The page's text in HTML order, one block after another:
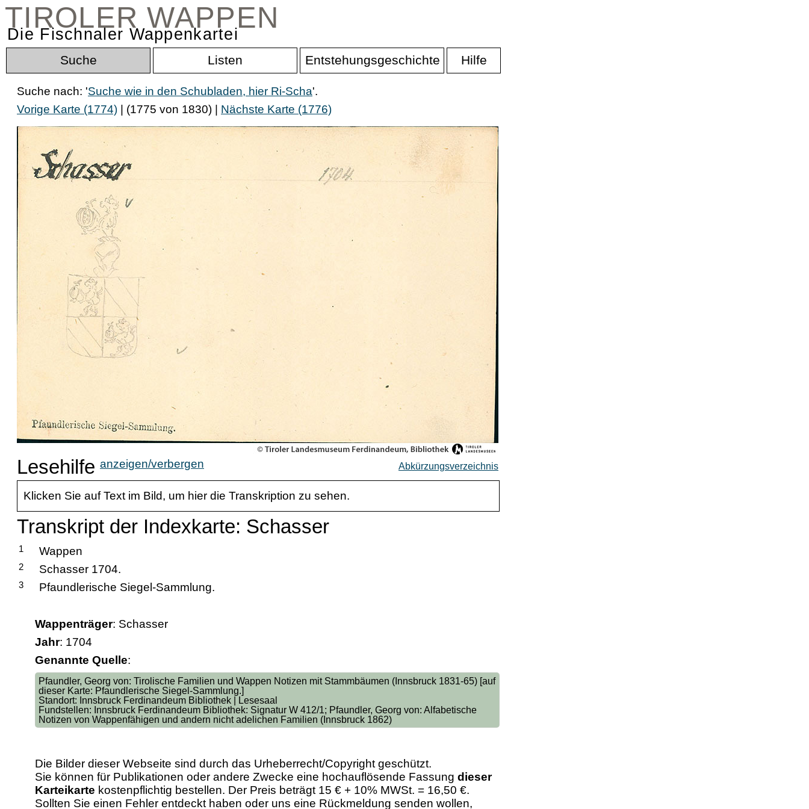
TIROLER WAPPEN
Die Fischnaler Wappenkartei
Suche Listen Entstehungsgeschichte Hilfe
Suche nach: 'Suche wie in den Schubladen, hier Ri-Scha'.
Vorige Karte (1774) | (1775 von 1830) | Nächste Karte (1776)
Lesehilfe anzeigen/verbergen Abkürzungsverzeichnis
Klicken Sie auf Text im Bild, um hier die Transkription zu sehen.
Transkript der Indexkarte: Schasser
1 Wappen
2 Schasser 1704.
3 Pfaundlerische Siegel-Sammlung.
Wappenträger: Schasser
Jahr: 1704
Genannte Quelle:
Pfaundler, Georg von: Tirolische Familien und Wappen Notizen mit Stammbäumen (Innsbruck 1831-65) [auf
dieser Karte: Pfaundlerische Siegel-Sammlung.]
Standort: Innsbruck Ferdinandeum Bibliothek | Lesesaal
Fundstellen: Innsbruck Ferdinandeum Bibliothek: Signatur W 412/1; Pfaundler, Georg von: Alfabetische
Notizen von Wappenfähigen und andern nicht adelichen Familien (Innsbruck 1862)
Die Bilder dieser Webseite sind durch das Urheberrecht/Copyright geschützt.
Sie können für Publikationen oder andere Zwecke eine hochauflösende Fassung dieser
Karteikarte kostenpflichtig bestellen. Der Preis beträgt 15 € + 10% MWSt. = 16,50 €.
Sollten Sie einen Fehler entdeckt haben oder uns eine Rückmeldung senden wollen,